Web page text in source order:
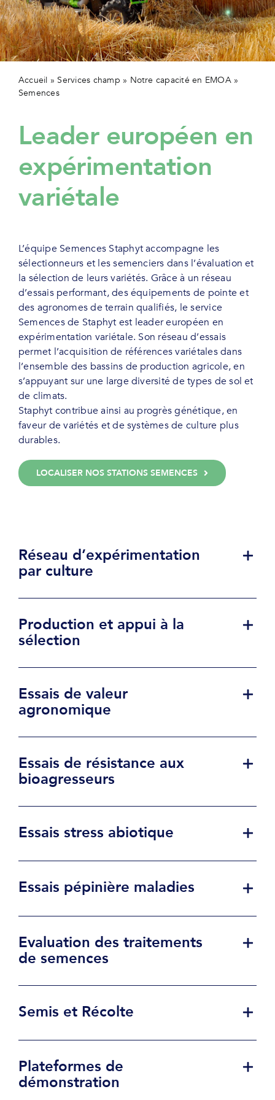
Accueil » Services champ » Notre capacité en EMOA»
Semences
Leader européen en
expérimentation
variétale
L’équipe Semences Staphyt accompagne les
sélectionneurs et les semenciers dans l’évaluation et
la sélection de leurs variétés. Grâce à un réseau
d’essais performant, des équipements de pointe et
des agronomes de terrain qualifiés, le service
Semences de Staphyt est leader européen en
expérimentation variétale. Son réseau d’essais
permet l’acquisition de références variétales dans
l’ensemble des bassins de production agricole, en
s’appuyant sur une large diversité de types de sol et
de climats.
Staphyt contribue ainsi au progrès génétique, en
faveur de variétés et de systèmes de culture plus
durables.
LOCALISER NOS STATIONS SEMENCES
Réseau d’expérimentation
par culture
Production et appui à la
sélection
Essais de valeur
agronomique
Essais de résistance aux
bioagresseurs
Essais stress abiotique
Essais pépinière maladies
Evaluation des traitements
de semences
Semis et Récolte
Plateformes de
démonstration